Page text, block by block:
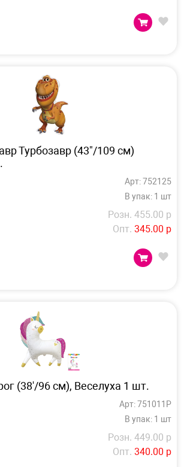
Турбозавр (43"/109 см)
Арт: 752125
В упак: 1 шт
Розн. 455.00 р
Опт. 345.00 р
(38'/96 см), Веселуха 1 шт.
Арт: 751011P
В упак: 1 шт
Розн. 449.00 р
Опт. 340.00 р